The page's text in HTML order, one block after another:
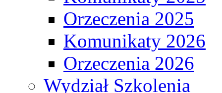
Orzeczenia 2025
Komunikaty 2026
Orzeczenia 2026
Wydział Szkolenia